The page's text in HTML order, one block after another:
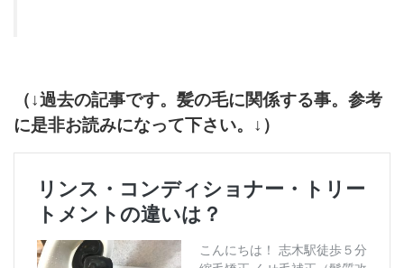
（↓過去の記事です。髪の毛に関係する事。参考
に是非お読みになって下さい。↓）